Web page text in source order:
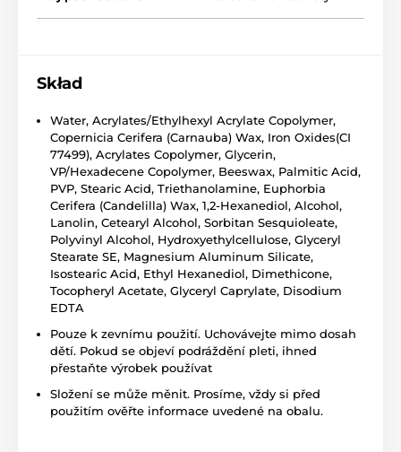
Skład
Water, Acrylates/Ethylhexyl Acrylate Copolymer,
Copernicia Cerifera (Carnauba) Wax, Iron Oxides(CI
77499), Acrylates Copolymer, Glycerin,
VP/Hexadecene Copolymer, Beeswax, Palmitic Acid,
PVP, Stearic Acid, Triethanolamine, Euphorbia
Cerifera (Candelilla) Wax, 1,2-Hexanediol, Alcohol,
Lanolin, Cetearyl Alcohol, Sorbitan Sesquioleate,
Polyvinyl Alcohol, Hydroxyethylcellulose, Glyceryl
Stearate SE, Magnesium Aluminum Silicate,
Isostearic Acid, Ethyl Hexanediol, Dimethicone,
Tocopheryl Acetate, Glyceryl Caprylate, Disodium
EDTA
Pouze k zevnímu použití. Uchovávejte mimo dosah
dětí. Pokud se objeví podráždění pleti, ihned
přestaňte výrobek používat
Složení se může měnit. Prosíme, vždy si před
použitím ověřte informace uvedené na obalu.